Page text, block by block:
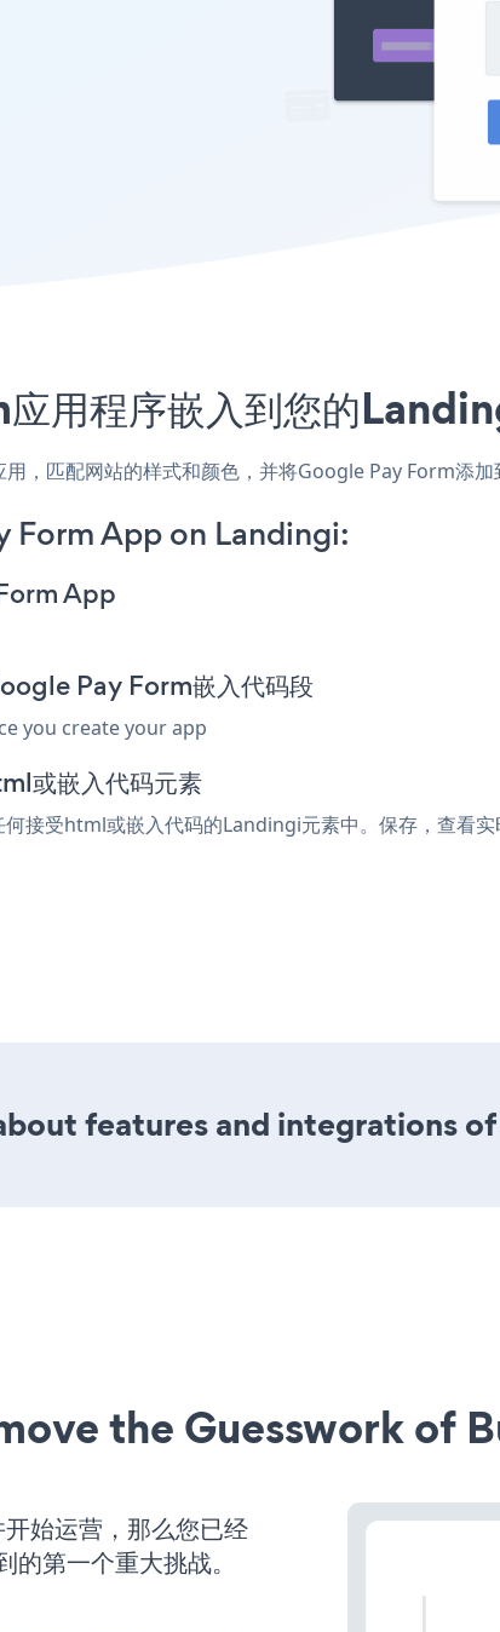
用程序嵌入到您的
，匹配网站的样式和颜色，并将Google Pay Form添
Form App on Landingi:
App
Pay Form嵌入代码段
you create your app
或嵌入代码元素
接受html或嵌入代码的Landingi元素中。保存，查看
features and integrations
the Guesswork of
始运营，那么您已经
第一个重大挑战。